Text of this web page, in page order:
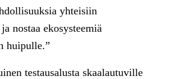
yhteisiin
nostaa ekosysteemiä
huipulle.”
testausalusta skaalautuville